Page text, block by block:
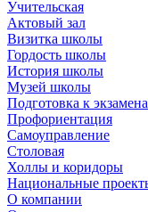
Учительская
Актовый зал
Визитка школы
Гордость школы
История школы
Музей школы
Подготовка к
Профориентация
Самоуправление
Столовая
Холлы и коридоры
Национальные
О компании